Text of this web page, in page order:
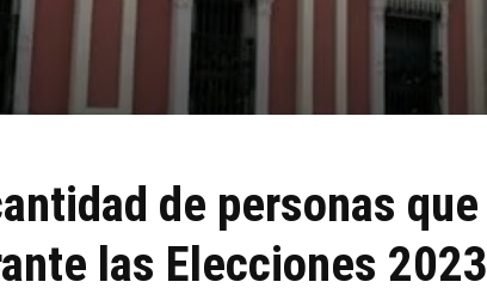
de personas que
las Elecciones 2023